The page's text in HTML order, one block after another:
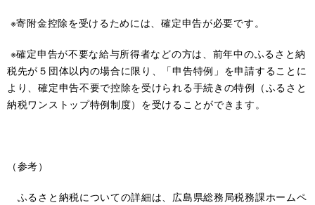
※寄附金控除を受けるためには、確定申告が必要です。
※確定申告が不要な給与所得者などの方は、前年中のふるさと納
税先が５団体以内の場合に限り、「申告特例」を申請することに
より、確定申告不要で控除を受けられる手続きの特例（ふるさと
納税ワンストップ特例制度）を受けることができます。
（参考）
ふるさと納税についての詳細は、広島県総務局税務課ホームペ